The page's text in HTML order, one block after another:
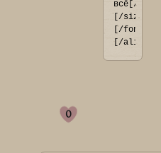
всё[/b]]
[/size]
[/font]
[/align]
0